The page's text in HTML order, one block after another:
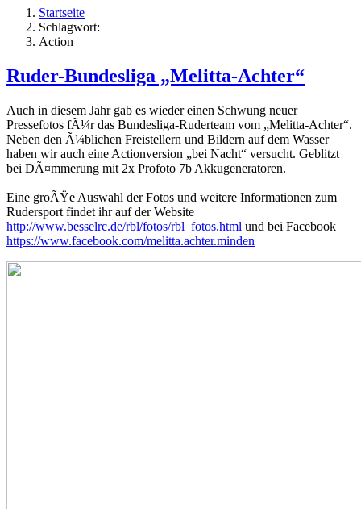
Startseite
Schlagwort:
Action
Ruder-Bundesliga „Melitta-Achter“
Auch in diesem Jahr gab es wieder einen Schwung neuer
Pressefotos fÃ¼r das Bundesliga-Ruderteam vom „Melitta-Achter“.
Neben den Ã¼blichen Freistellern und Bildern auf dem Wasser
haben wir auch eine Actionversion „bei Nacht“ versucht. Geblitzt
bei DÃ¤mmerung mit 2x Profoto 7b Akkugeneratoren.
Eine groÃŸe Auswahl der Fotos und weitere Informationen zum
Rudersport findet ihr auf der Website
http://www.besselrc.de/rbl/fotos/rbl_fotos.html und bei Facebook
https://www.facebook.com/melitta.achter.minden